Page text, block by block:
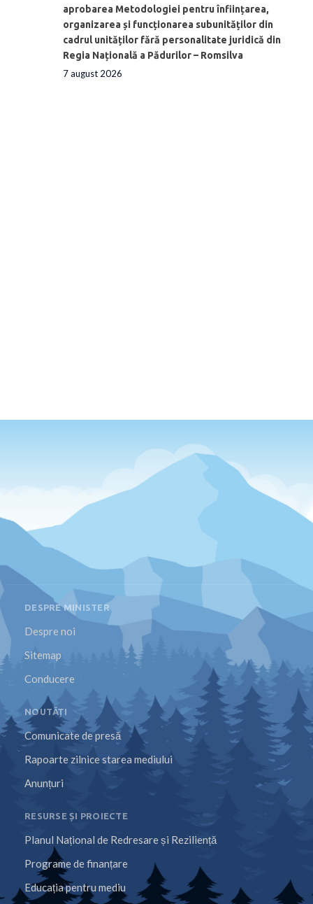
aprobarea Metodologiei pentru înființarea,
organizarea și funcționarea subunităților din
cadrul unităților fără personalitate juridică din
Regia Națională a Pădurilor – Romsilva
7 august 2026
DESPRE MINISTER
Despre noi
Sitemap
Conducere
NOUTĂȚI
Comunicate de presă
Rapoarte zilnice starea mediului
Anunțuri
RESURSE ȘI PROIECTE
Planul Național de Redresare și Reziliență
Programe de finanțare
Educația pentru mediu